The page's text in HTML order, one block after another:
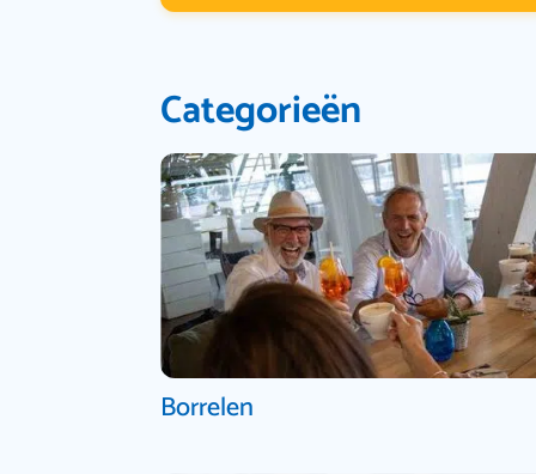
Categorieën
Borrelen